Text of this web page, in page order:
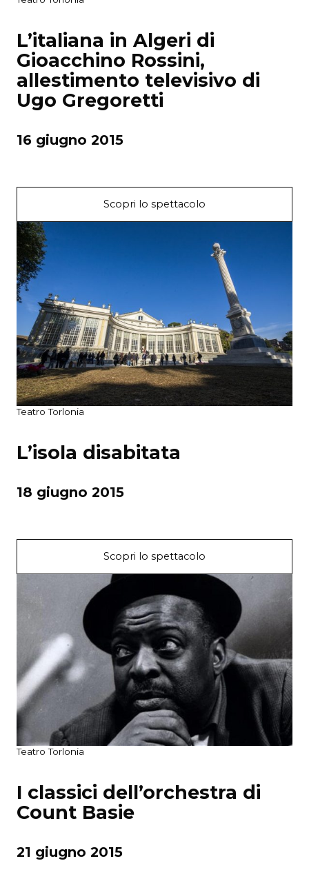
L’italiana in Algeri di
Gioacchino Rossini,
allestimento televisivo di
Ugo Gregoretti
16 giugno 2015
Scopri lo spettacolo
Teatro Torlonia
L’isola disabitata
18 giugno 2015
Scopri lo spettacolo
Teatro Torlonia
I classici dell’orchestra di
Count Basie
21 giugno 2015